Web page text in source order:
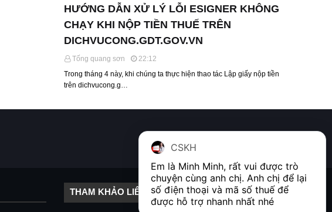
HƯỚNG DẪN XỬ LÝ LỖI ESIGNER KHÔNG
CHẠY KHI NỘP TIỀN THUẾ TRÊN
DICHVUCONG.GDT.GOV.VN
Tống quang sơn
22:12
Trong tháng 4 này, khi chúng ta thực hiện thao tác Lập giấy nộp tiền
trên dichvucong.g…
THAM KHẢO LIÊN KẾT
CSKH
Em là Minh Minh, rất vui được trò
chuyện cùng anh chị. Anh chị để lại
số điện thoại và mã số thuế để
được hỗ trợ nhanh nhất nhé